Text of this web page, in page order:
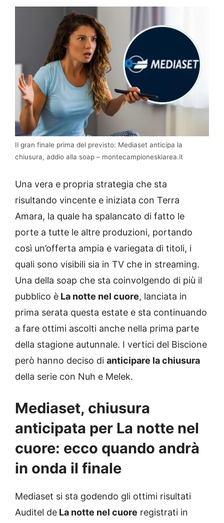
Il gran finale prima del previsto: Mediaset anticipa la
chiusura, addio alla soap – montecampioneskiarea.it
Una vera e propria strategia che sta
risultando vincente e iniziata con Terra
Amara, la quale ha spalancato di fatto le
porte a tutte le altre produzioni, portando
così un’offerta ampia e variegata di titoli, i
quali sono visibili sia in TV che in streaming.
Una della soap che sta coinvolgendo di più il
pubblico è La notte nel cuore, lanciata in
prima serata questa estate e sta continuando
a fare ottimi ascolti anche nella prima parte
della stagione autunnale. I vertici del Biscione
però hanno deciso di anticipare la chiusura
della serie con Nuh e Melek.
Mediaset, chiusura
anticipata per La notte nel
cuore: ecco quando andrà
in onda il finale
Mediaset si sta godendo gli ottimi risultati
Auditel de La notte nel cuore registrati in